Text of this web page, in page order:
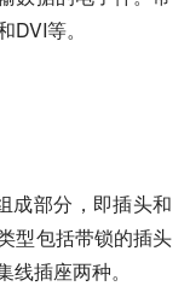
等。
成部分，即插头和
型包括带锁的插头
插座两种。